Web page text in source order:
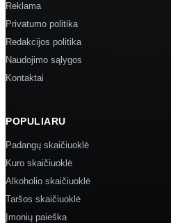
Reklama
Privatumo politika
Redakcijos politika
Naudojimo sąlygos
Kontaktai
POPULIARU
Padangų skaičiuoklė
Kuro skaičiuoklė
Alkoholio skaičiuoklė
Taršos skaičiuoklė
Įmonių paieška